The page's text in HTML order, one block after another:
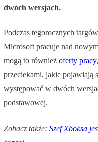
dwóch wersjach.
Podczas tegorocznych
Microsoft pracuje nad
mogą to również oferty
przeciekami, jakie pojawiają
występować w dwóch
podstawowej.
Zobacz także: Szef Xboksa